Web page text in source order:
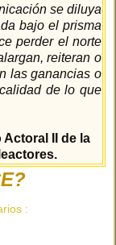
se diluya
bajo el prisma
perder el norte
reiteran o
las ganancias o
de lo que
II de la
: